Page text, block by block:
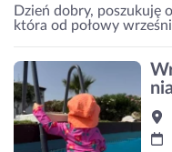
Dzień dobry, poszukuję
która od połowy